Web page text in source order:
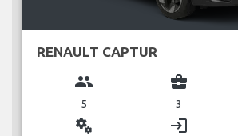
RENAULT CAPTUR
group
5
business_center
3
miscellaneous_services login